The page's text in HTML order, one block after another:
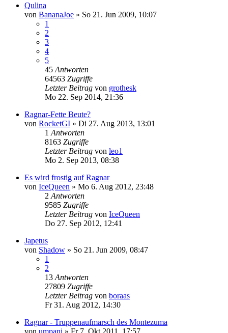
Qulina
von BananaJoe » So 21. Jun 2009, 10:07
1
2
3
4
5
45 Antworten
64563 Zugriffe
Letzter Beitrag von grothesk
Mo 22. Sep 2014, 21:36
Ragnar-Fette Beute?
von RocketGI » Di 27. Aug 2013, 13:01
1 Antworten
8163 Zugriffe
Letzter Beitrag von leo1
Mo 2. Sep 2013, 08:38
Es wird frostig auf Ragnar
von IceQueen » Mo 6. Aug 2012, 23:48
2 Antworten
9585 Zugriffe
Letzter Beitrag von IceQueen
Do 27. Sep 2012, 12:41
Japetus
von Shadow » So 21. Jun 2009, 08:47
1
2
13 Antworten
27809 Zugriffe
Letzter Beitrag von boraas
Fr 31. Aug 2012, 14:30
Ragnar - Truppenaufmarsch des Montezuma
von umpani » Fr 7. Okt 2011, 17:57